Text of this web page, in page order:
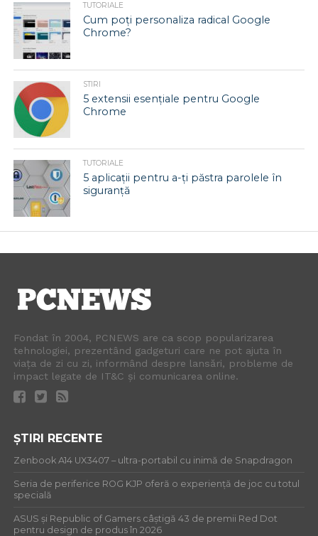
TUTORIALE
Cum poți personaliza radical Google
Chrome?
STIRI
5 extensii esențiale pentru Google
Chrome
TUTORIALE
5 aplicații pentru a-ți păstra parolele în
siguranță
Fondat în 2004, PCNEWS are ca scop popularizarea
tehnologiei, prezentând gadgeturi care ne pot ajuta în
viața de zi cu zi, informând despre lansări, probleme de
impact legate de IT&C și comunicarea online.
ȘTIRI RECENTE
Zenbook A14 UX3407 – ultra-portabil cu inimă de Snapdragon
Seria de periferice ROG KJP oferă o experiență de joc cu totul
specială
ASUS și Republic of Gamers câștigă 43 de premii Red Dot
pentru design de produs în 2026